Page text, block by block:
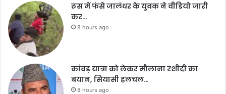
रूस में फंसे जालंधर के युवक ने वीडियो जारी
कर…
8 hours ago
कांवड़ यात्रा को लेकर मौलाना रशीदी का
बयान, सियासी हलचल…
8 hours ago